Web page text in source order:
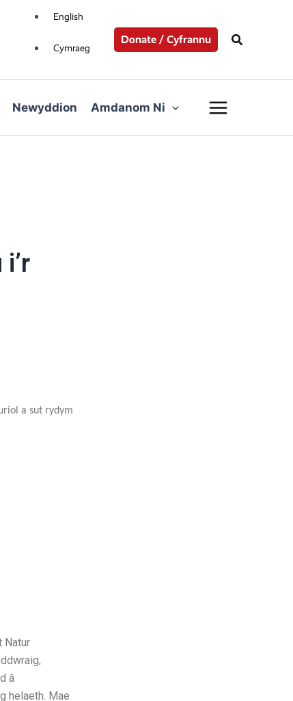
English
Cymraeg
Donate / Cyfrannu Search
Newyddion Amdanom Ni
a sut rydym
Natur
â
helaeth. Mae